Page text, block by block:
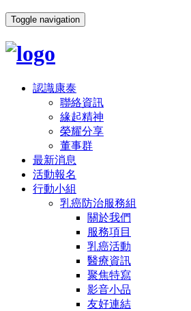
Toggle navigation
認識康泰
聯絡資訊
緣起精神
榮耀分享
董事群
最新消息
活動報名
行動小組
乳癌防治服務組
關於我們
服務項目
乳癌活動
醫療資訊
聚焦特寫
影音小品
友好連結